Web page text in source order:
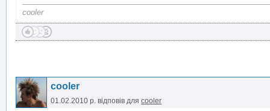
cooler
cooler
01.02.2010 р. відповів для cooler